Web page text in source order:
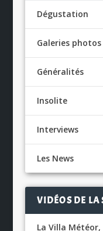
Dégustation
Galeries photos
Généralités
Insolite
Interviews
Les News
VIDÉOS DE LA
La Villa